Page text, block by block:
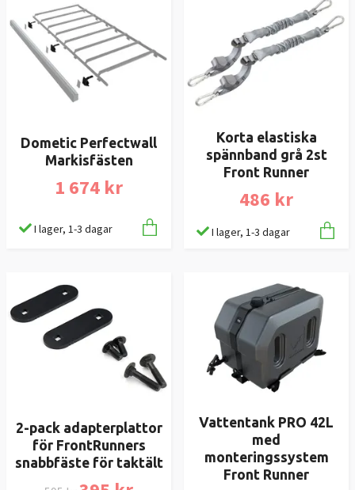
Dometic Perfectwall
Markisfästen
1 674 kr
I lager, 1-3 dagar
Korta elastiska
spännband grå 2st
Front Runner
486 kr
I lager, 1-3 dagar
2-pack adapterplattor
för FrontRunners
snabbfäste för taktält
Vattentank PRO 42L
med
monteringssystem
Front Runner